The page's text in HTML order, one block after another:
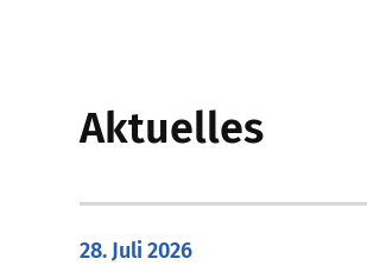
Aktuelles
28. Juli 2026